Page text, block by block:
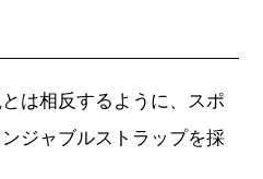
は相反するように、スポ
ジャブルストラップを採